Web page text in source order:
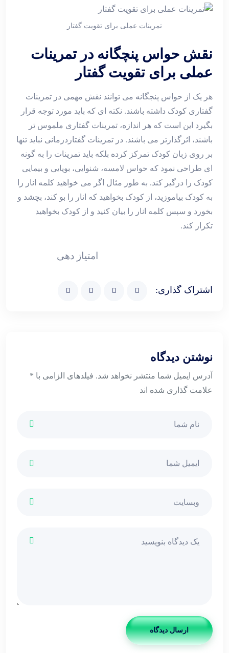
تمرینات عملی برای تقویت گفتار
نقش حواس پنچگانه در تمرینات
عملی برای تقویت گفتار
هر یک از حواس پنجگانه می توانند نقش مهمی در تمرینات
گفتاری کودک داشته باشند. نکته ای که باید مورد توجه قرار
بگیرد این است که هر اندازه، تمرینات گفتاری ملموس تر
باشند، اثرگذارتر می باشند. در تمرینات گفتاردرمانی نباید تنها
بر روی زبان کودک تمرکز کرده بلکه باید تمرینات را به گونه
ای طراحی نمود که حواس لامسه، شنوایی، بویایی و بیمایی
کودک را درگیر کند. به طور مثال اگر می خواهید کلمه انار را
به کودک بیاموزید، از کودک بخواهید که انار را بو کند، بچشد و
بخورد و سپس کلمه انار را بیان کنید و از کودک بخواهید
تکرار کند.
امتیاز دهی
اشتراک گذاری:
نوشتن دیدگاه
آدرس ایمیل شما منتشر نخواهد شد. فیلدهای الزامی با *
علامت گذاری شده اند
ارسال دیدگاه